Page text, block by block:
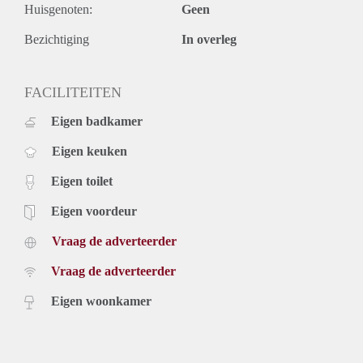
Huisgenoten: Geen
Bezichtiging In overleg
FACILITEITEN
Eigen badkamer
Eigen keuken
Eigen toilet
Eigen voordeur
Vraag de adverteerder
Vraag de adverteerder
Eigen woonkamer